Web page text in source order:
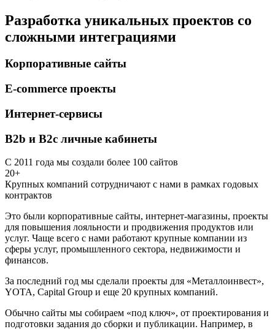
Разработка уникальных проектов со
сложными интеграциями
Корпоративные сайты
E-commerce проекты
Интернет-сервисы
B2b и B2c личные кабинеты
С 2011 года мы создали более 100 сайтов
20+
Крупных компаний сотрудничают с нами в рамках годовых
контрактов
Это были корпоративные сайты, интернет-магазины, проекты
для повышения лояльности и продвижения продуктов или
услуг. Чаще всего с нами работают крупные компании из
сферы услуг, промышленного сектора, недвижимости и
финансов.
За последний год мы сделали проекты для «Металлоинвест»,
YOTA, Capital Group и еще 20 крупных компаний.
Обычно сайты мы собираем «под ключ», от проектирования и
подготовки задания до сборки и публикации. Например, в